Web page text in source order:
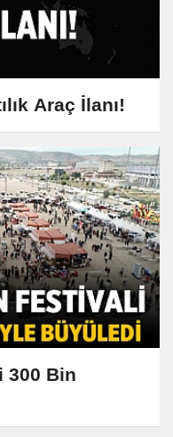
Araç İlanı!
300 Bin